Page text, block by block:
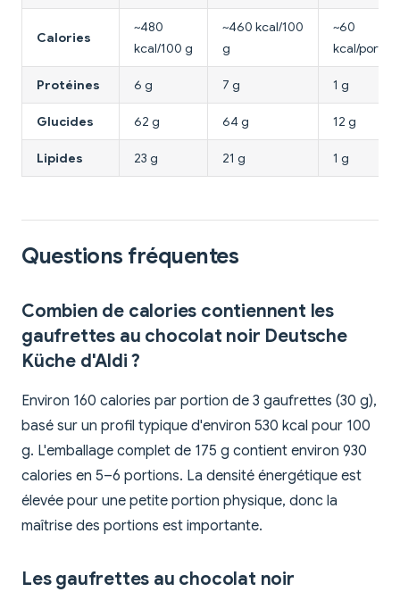
Calories
~480
kcal/100 g
~460 kcal/100
g
~60
kcal/portion
Protéines 6 g 7 g 1 g
Glucides 62 g 64 g 12 g
Lipides 23 g 21 g 1 g
Questions fréquentes
Combien de calories contiennent les
gaufrettes au chocolat noir Deutsche
Küche d'Aldi ?
Environ 160 calories par portion de 3 gaufrettes (30 g),
basé sur un profil typique d'environ 530 kcal pour 100
g. L'emballage complet de 175 g contient environ 930
calories en 5–6 portions. La densité énergétique est
élevée pour une petite portion physique, donc la
maîtrise des portions est importante.
Les gaufrettes au chocolat noir